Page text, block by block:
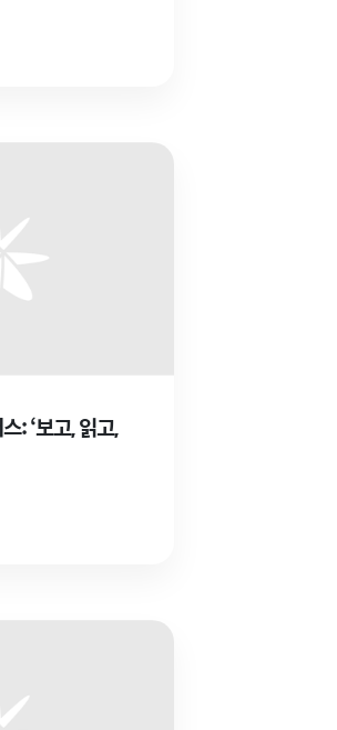
: ‘보고, 읽고,